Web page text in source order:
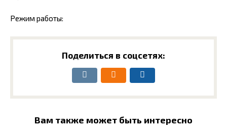
Режим работы:
Поделиться в соцсетях:
Вам также может быть интересно